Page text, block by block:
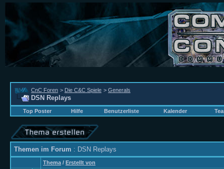
CnC Foren > Die C&C Spiele > Generals
DSN Replays
Top Poster Hilfe Benutzerliste Kalender
Themen im Forum : DSN Replays
Thema / Erstellt von